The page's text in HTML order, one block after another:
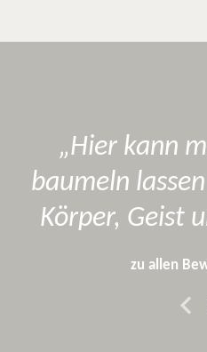
Hier kann
baumeln
Körper, Geist
zu allen